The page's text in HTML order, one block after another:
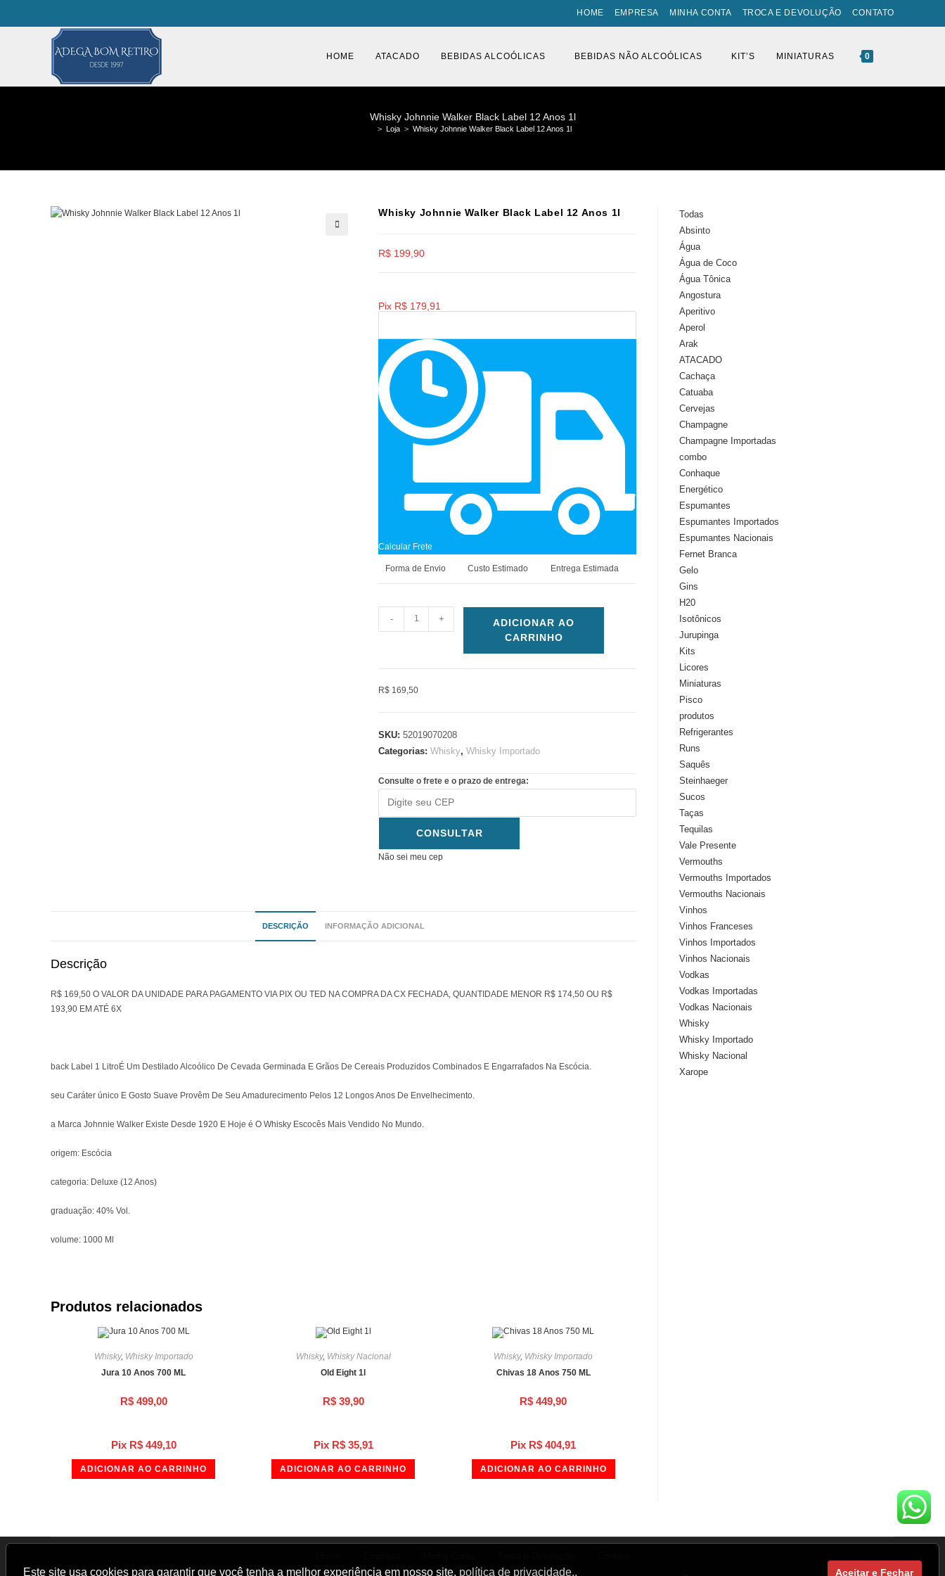
Este site usa cookies para garantir que você tenha a melhor experiência em nosso site. política de privacidade.. Aceitar e Fechar
HOME EMPRESA MINHA CONTA TROCA E DEVOLUÇÃO CONTATO
HOME ATACADO BEBIDAS ALCOÓLICAS BEBIDAS NÃO ALCOÓLICAS KIT’S MINIATURAS 0
Whisky Johnnie Walker Black Label 12 Anos 1l
> Loja > Whisky Johnnie Walker Black Label 12 Anos 1l
Todas
Absinto
Água
Água de Coco
Água Tônica
Angostura
Aperitivo
Aperol
Arak
ATACADO
Cachaça
Catuaba
Cervejas
Champagne
Champagne Importadas
combo
Conhaque
Energético
Espumantes
Espumantes Importados
Espumantes Nacionais
Fernet Branca
Gelo
Gins
H20
Isotônicos
Jurupinga
Kits
Licores
Miniaturas
Pisco
produtos
Refrigerantes
Runs
Saquês
Steinhaeger
Sucos
Taças
Tequilas
Vale Presente
Vermouths
Vermouths Importados
Vermouths Nacionais
Vinhos
Vinhos Franceses
Vinhos Importados
Vinhos Nacionais
Vodkas
Vodkas Importadas
Vodkas Nacionais
Whisky
Whisky Importado
Whisky Nacional
Xarope
Whisky Johnnie Walker Black Label 12 Anos 1l
R$ 199,90
Pix R$ 179,91
Calcular Frete
Forma de Envio Custo Estimado Entrega Estimada
- +
ADICIONAR AO
CARRINHO
R$ 169,50
SKU:52019070208
Categorias:Whisky,Whisky Importado
Consulte o frete e o prazo de entrega:
CONSULTAR
Não sei meu cep
DESCRIÇÃO INFORMAÇÃO ADICIONAL
Descrição
R$ 169,50 O VALOR DA UNIDADE PARA PAGAMENTO VIA PIX OU TED NA COMPRA DA CX FECHADA, QUANTIDADE MENOR R$ 174,50 OU R$
193,90 EM ATÉ 6X
back Label 1 LitroÉ Um Destilado Alcoólico De Cevada Germinada E Grãos De Cereais Produzidos Combinados E Engarrafados Na Escócia.
seu Caráter único E Gosto Suave Provêm De Seu Amadurecimento Pelos 12 Longos Anos De Envelhecimento.
a Marca Johnnie Walker Existe Desde 1920 E Hoje é O Whisky Escocês Mais Vendido No Mundo.
origem: Escócia
categoria: Deluxe (12 Anos)
graduação: 40% Vol.
volume: 1000 Ml
Produtos relacionados
Pix R$449,10
Whisky, Whisky Importado
Jura 10 Anos 700 ML
R$499,00
ADICIONAR AO CARRINHO
Pix R$35,91
Whisky, Whisky Nacional
Old Eight 1l
R$39,90
ADICIONAR AO CARRINHO
Pix R$ 404,91
Whisky, Whisky Importado
Chivas 18 Anos 750 ML
R$ 449,90
ADICIONAR AO CARRINHO